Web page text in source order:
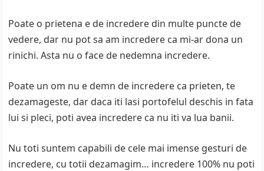
Poate o prietena e de incredere din multe puncte de
vedere, dar nu pot sa am incredere ca mi-ar dona un
rinichi. Asta nu o face de nedemna incredere.
Poate un om nu e demn de incredere ca prieten, te
dezamageste, dar daca iti lasi portofelul deschis in fata
lui si pleci, poti avea incredere ca nu iti va lua banii.
Nu toti suntem capabili de cele mai imense gesturi de
incredere, cu totii dezamagim… incredere 100% nu poti